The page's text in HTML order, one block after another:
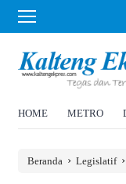
HOME METRO
Beranda › Legislatif ›